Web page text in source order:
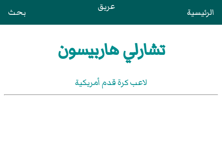
الرئيسية عريق بحث
تشارلي هاربيسون
لاعب كرة قدم أمريكية